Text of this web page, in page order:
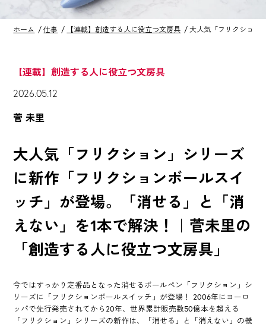
ホーム 仕事 【連載】創造する人に役立つ文房具 大人気「フリクション
【連載】創造する人に役立つ文房具
2026.05.12
菅 未里
大人気「フリクション」シリーズ
に新作「フリクションボールスイ
ッチ」が登場。「消せる」と「消
えない」を1本で解決！｜菅未里の
「創造する人に役立つ文房具」
今ではすっかり定番品となった消せるボールペン「フリクション」シ
リーズに「フリクションボールスイッチ」が登場！ 2006年にヨーロ
ッパで先行発売されてから20年、世界累計販売数50億本を超える
「フリクション」シリーズの新作は、「消せる」と「消えない」の機